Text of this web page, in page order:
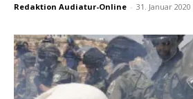
Redaktion Audiatur-Online - 31. Januar 2020